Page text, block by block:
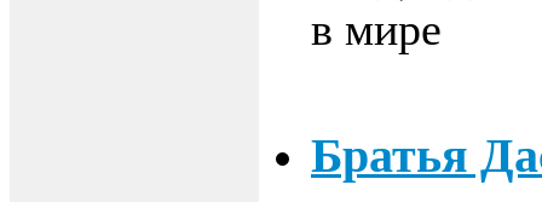
в мире
Братья